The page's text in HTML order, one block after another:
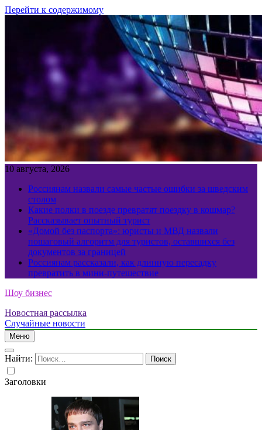
Перейти к содержимому
10 августа, 2026
Россиянам назвали самые частые ошибки за шведским
столом
Какие полки в поезде превратят поездку в кошмар?
Рассказывает опытный турист
«Домой без паспорта»: юристы и МВД назвали
пошаговый алгоритм для туристов, оставшихся без
документов за границей
Россиянам рассказали, как длинную пересадку
превратить в мини-путешествие
Шоу бизнес
Новостная рассылка
Случайные новости
Меню
Найти:
Заголовки